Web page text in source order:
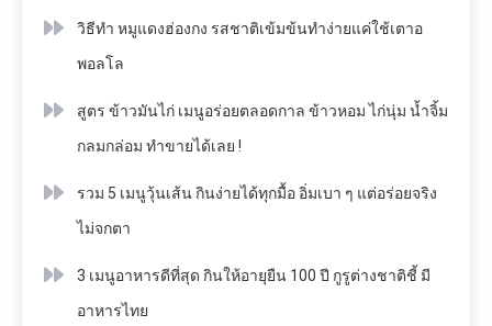
วิธีทำ หมูแดงฮ่องกง รสชาติเข้มข้นทำง่ายแค่ใช้เตาอ
พอลโล
สูตร ข้าวมันไก่ เมนูอร่อยตลอดกาล ข้าวหอม ไก่นุ่ม น้ำจิ้ม
กลมกล่อม ทำขายได้เลย !
รวม 5 เมนูวุ้นเส้น กินง่ายได้ทุกมื้อ อิ่มเบา ๆ แต่อร่อยจริง
ไม่จกตา
3 เมนูอาหารดีที่สุด กินให้อายุยืน 100 ปี กูรูต่างชาติชี้ มี
อาหารไทย